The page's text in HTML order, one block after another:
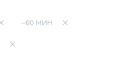
~60 МИН